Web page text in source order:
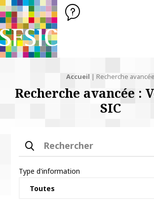
SFSIC Société Française des Sciences de
Société Française des
de l'Information
Accueil Recherche avancée
Recherche avancée :
SIC
Rechercher
Type d'information